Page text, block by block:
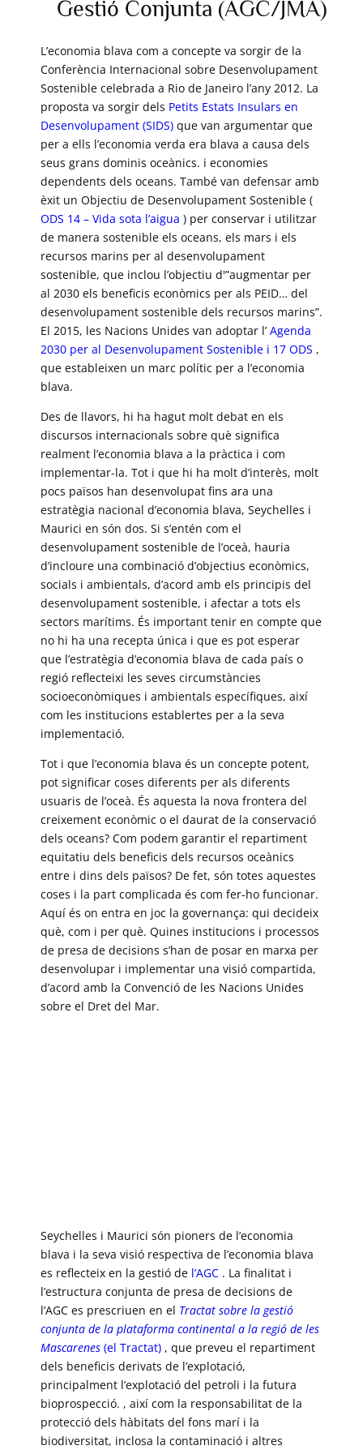
Gestió Conjunta (AGC/JMA)
L’economia blava com a concepte va sorgir de la
Conferència Internacional sobre Desenvolupament
Sostenible celebrada a Rio de Janeiro l’any 2012. La
proposta va sorgir dels Petits Estats Insulars en
Desenvolupament (SIDS) que van argumentar que
per a ells l’economia verda era blava a causa dels
seus grans dominis oceànics. i economies
dependents dels oceans. També van defensar amb
èxit un Objectiu de Desenvolupament Sostenible (
ODS 14 – Vida sota l’aigua ) per conservar i utilitzar
de manera sostenible els oceans, els mars i els
recursos marins per al desenvolupament
sostenible, que inclou l’objectiu d'”augmentar per
al 2030 els beneficis econòmics per als PEID… del
desenvolupament sostenible dels recursos marins”.
El 2015, les Nacions Unides van adoptar l’ Agenda
2030 per al Desenvolupament Sostenible i 17 ODS ,
que estableixen un marc polític per a l’economia
blava.
Des de llavors, hi ha hagut molt debat en els
discursos internacionals sobre què significa
realment l’economia blava a la pràctica i com
implementar-la. Tot i que hi ha molt d’interès, molt
pocs països han desenvolupat fins ara una
estratègia nacional d’economia blava, Seychelles i
Maurici en són dos. Si s’entén com el
desenvolupament sostenible de l’oceà, hauria
d’incloure una combinació d’objectius econòmics,
socials i ambientals, d’acord amb els principis del
desenvolupament sostenible, i afectar a tots els
sectors marítims. És important tenir en compte que
no hi ha una recepta única i que es pot esperar
que l’estratègia d’economia blava de cada país o
regió reflecteixi les seves circumstàncies
socioeconòmiques i ambientals específiques, així
com les institucions establertes per a la seva
implementació.
Tot i que l’economia blava és un concepte potent,
pot significar coses diferents per als diferents
usuaris de l’oceà. És aquesta la nova frontera del
creixement econòmic o el daurat de la conservació
dels oceans? Com podem garantir el repartiment
equitatiu dels beneficis dels recursos oceànics
entre i dins dels països? De fet, són totes aquestes
coses i la part complicada és com fer-ho funcionar.
Aquí és on entra en joc la governança: qui decideix
què, com i per què. Quines institucions i processos
de presa de decisions s’han de posar en marxa per
desenvolupar i implementar una visió compartida,
d’acord amb la Convenció de les Nacions Unides
sobre el Dret del Mar.
Seychelles i Maurici són pioners de l’economia
blava i la seva visió respectiva de l’economia blava
es reflecteix en la gestió de l’AGC . La finalitat i
l’estructura conjunta de presa de decisions de
l’AGC es prescriuen en el Tractat sobre la gestió
conjunta de la plataforma continental a la regió de les
Mascarenes (el Tractat) , que preveu el repartiment
dels beneficis derivats de l’explotació,
principalment l’explotació del petroli i la futura
bioprospecció. , així com la responsabilitat de la
protecció dels hàbitats del fons marí i la
biodiversitat, inclosa la contaminació i altres